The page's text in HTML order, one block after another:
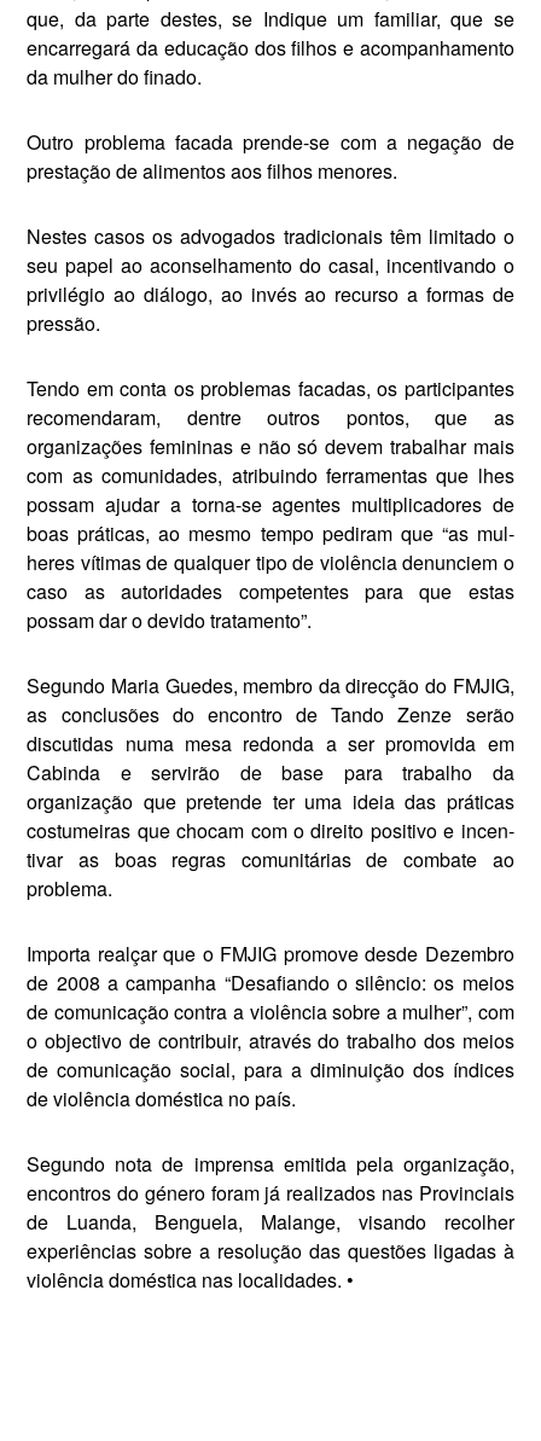
que, da parte destes, se Indique um familiar, que se
encarregará da edu­cação dos filhos e acompanhamento
da mulher do finado.
Outro problema facada prende-se com a negação de
prestação de alimentos aos filhos menores.
Nestes casos os advogados tradicionais têm limitado o
seu papel ao aconselhamento do casal, incentivando o
privilégio ao diálogo, ao invés ao recurso a for­mas de
pressão.
Tendo em conta os problemas facadas, os participantes
recomendaram, dentre outros pontos, que as
organizações femininas e não só devem trabalhar mais
com as comunidades, atribuindo fer­ramentas que lhes
pos­sam ajudar a torna-se agentes multiplicadores de
boas práti­cas, ao mesmo tempo pediram que “as mul­
heres vítimas de qualquer tipo de violência denunciem o
caso as autoridades compe­tentes para que estas
possam dar o devido tratamento”.
Segundo Maria Guedes, membro da direcção do FMJIG,
as conclusões do encontro de Tando Zenze serão
discutidas numa mesa redonda a ser promovida em
Cabinda e servirão de base para trabalho da
organização que pre­tende ter uma ideia das práticas
costumeiras que chocam com o direito positivo e incen­
tivar as boas regras comunitárias de com­bate ao
problema.
Importa realçar que o FMJIG promove desde Dezembro
de 2008 a campanha “De­safiando o silêncio: os meios
de comunicação contra a violência sobre a mulher”, com
o objec­tivo de contribuir, através do trabalho dos meios
de comunicação social, para a diminuição dos índices
de violência doméstica no país.
Segundo nota de imprensa emitida pela organização,
encontros do género foram já realizados nas Provinciais
de Luanda, Benguela, Malange, visando re­colher
experiências sobre a resolução das questões ligadas à
violência doméstica nas localidades. •